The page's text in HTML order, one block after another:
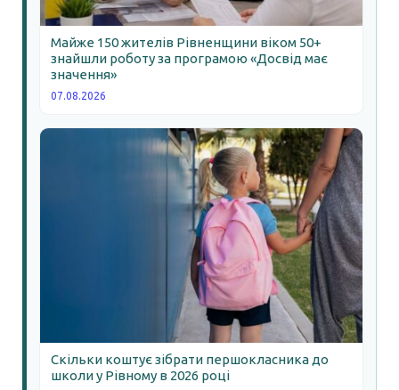
Майже 150 жителів Рівненщини віком 50+
знайшли роботу за програмою «Досвід має
значення»
07.08.2026
Скільки коштує зібрати першокласника до
школи у Рівному в 2026 році